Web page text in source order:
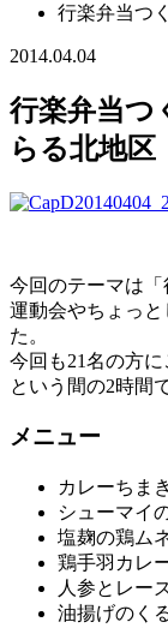
行楽弁当つ
2014.04.04
行楽弁当
らる北地区
今回のテーマは「
運動会やちょっ
た。
今回も21名の方
という間の2時間
メニュー
カレーちまき
シューマイ
塩麹の鶏ム
鶏手羽カレ
人参とレー
油揚げのく